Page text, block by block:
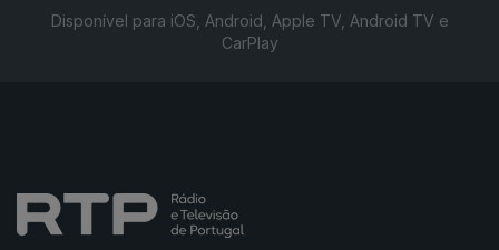
Disponível para iOS, Android, Apple TV, Android TV e
CarPlay